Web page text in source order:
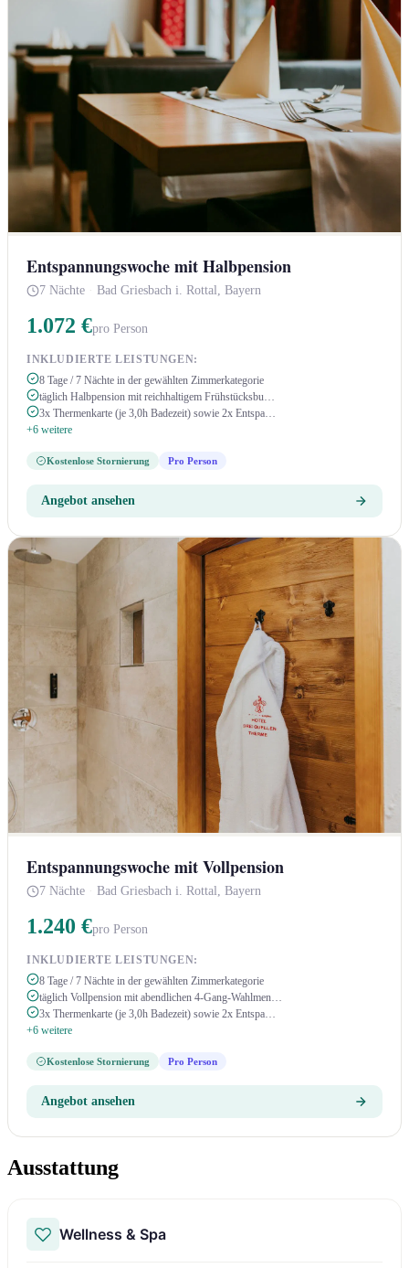
Entspannungswoche mit Halbpension
7 Nächte · Bad Griesbach i. Rottal, Bayern
1.072 €pro Person
INKLUDIERTE LEISTUNGEN:
8 Tage / 7 Nächte in der gewählten Zimmerkategorie
täglich Halbpension mit reichhaltigem Frühstücksbu…
3x Thermenkarte (je 3,0h Badezeit) sowie 2x Entspa…
+6 weitere
Kostenlose Stornierung Pro Person
Angebot ansehen
Entspannungswoche mit Vollpension
7 Nächte · Bad Griesbach i. Rottal, Bayern
1.240 €pro Person
INKLUDIERTE LEISTUNGEN:
8 Tage / 7 Nächte in der gewählten Zimmerkategorie
täglich Vollpension mit abendlichen 4-Gang-Wahlmen…
3x Thermenkarte (je 3,0h Badezeit) sowie 2x Entspa…
+6 weitere
Kostenlose Stornierung Pro Person
Angebot ansehen
Ausstattung
Wellness & Spa